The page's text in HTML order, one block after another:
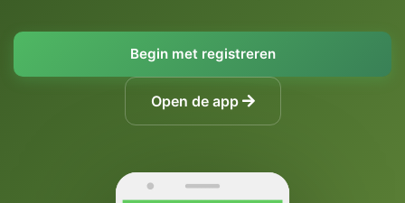
Begin met registreren
Open de app